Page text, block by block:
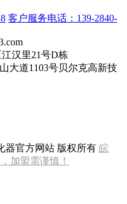
客户服务电话：139-2840-
汉里21号D栋
大道1103号贝尔克高新技
器官方网站 版权所有 皖
加盟需谨慎！